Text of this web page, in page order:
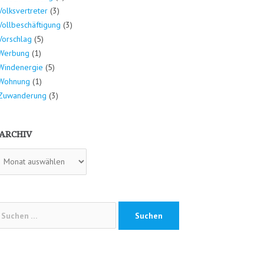
(3)
(3)
(5)
(1)
(5)
(1)
(3)